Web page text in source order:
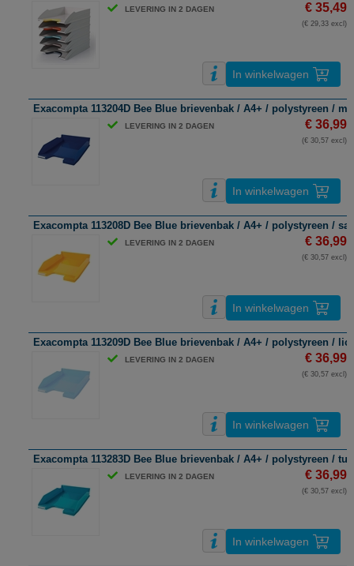
LEVERING IN 2 DAGEN € 35,49
(€ 29,33 excl)
In winkelwagen
Exacompta 113204D Bee Blue brievenbak / A4+ / polystyreen /
LEVERING IN 2 DAGEN € 36,99
(€ 30,57 excl)
In winkelwagen
Exacompta 113208D Bee Blue brievenbak / A4+ / polystyreen /
LEVERING IN 2 DAGEN € 36,99
(€ 30,57 excl)
In winkelwagen
Exacompta 113209D Bee Blue brievenbak / A4+ / polystyreen /
LEVERING IN 2 DAGEN € 36,99
(€ 30,57 excl)
In winkelwagen
Exacompta 113283D Bee Blue brievenbak / A4+ / polystyreen /
LEVERING IN 2 DAGEN € 36,99
(€ 30,57 excl)
In winkelwagen